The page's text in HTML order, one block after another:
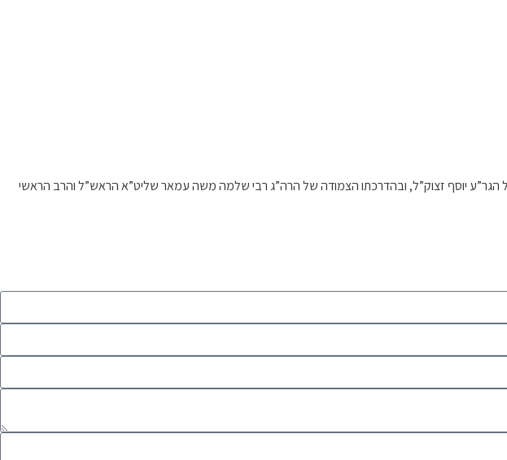
הגר”ע יוסף זצוק”ל, ובהדרכתו הצמודה של הרה”ג רבי שלמה משה עמאר שליט”א הראש”ל והרב הראשי